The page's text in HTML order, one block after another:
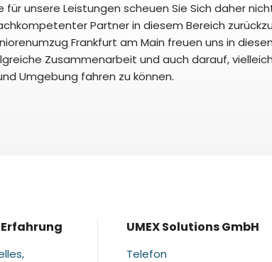
unsere Leistungen scheuen Sie Sich daher
Partner in diesem Bereich
Frankfurt am Main freuen uns in
Zusammenarbeit und auch darauf,
Umgebung fahren zu können.
UMEX Solutions GmbH
Telefon